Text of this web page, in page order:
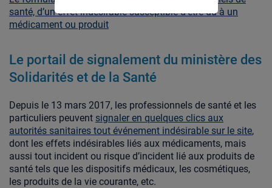
santé, d’un effet indésirable susceptible d’être dû à un
médicament ou produit
Le portail de signalement du ministère des
Solidarités et de la Santé
Depuis le 13 mars 2017, les professionnels de santé et les
particuliers peuvent signaler en quelques clics aux
autorités sanitaires tout événement indésirable sur le site,
dont les effets indésirables liés aux médicaments, mais
aussi tout incident ou risque d’incident lié aux produits de
santé tels que les dispositifs médicaux, les cosmétiques,
les produits de la vie courante, etc.